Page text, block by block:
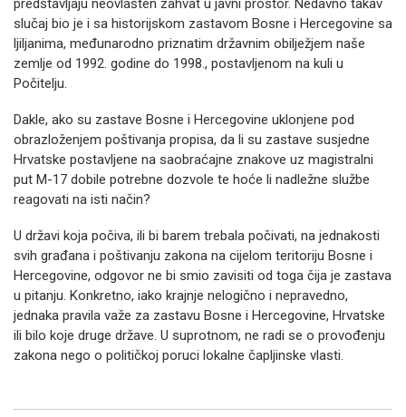
predstavljaju neovlašten zahvat u javni prostor. Nedavno takav
slučaj bio je i sa historijskom zastavom Bosne i Hercegovine sa
ljiljanima, međunarodno priznatim državnim obilježjem naše
zemlje od 1992. godine do 1998., postavljenom na kuli u
Počitelju.
Dakle, ako su zastave Bosne i Hercegovine uklonjene pod
obrazloženjem poštivanja propisa, da li su zastave susjedne
Hrvatske postavljene na saobraćajne znakove uz magistralni
put M-17 dobile potrebne dozvole te hoće li nadležne službe
reagovati na isti način?
U državi koja počiva, ili bi barem trebala počivati, na jednakosti
svih građana i poštivanju zakona na cijelom teritoriju Bosne i
Hercegovine, odgovor ne bi smio zavisiti od toga čija je zastava
u pitanju. Konkretno, iako krajnje nelogično i nepravedno,
jednaka pravila važe za zastavu Bosne i Hercegovine, Hrvatske
ili bilo koje druge države. U suprotnom, ne radi se o provođenju
zakona nego o političkoj poruci lokalne čapljinske vlasti.